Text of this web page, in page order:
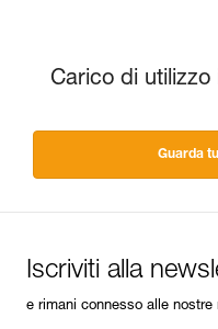
Carico di
Guarda
Iscriviti alla
e rimani connesso alle nostre